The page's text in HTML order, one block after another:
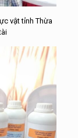
vật tỉnh Thừa